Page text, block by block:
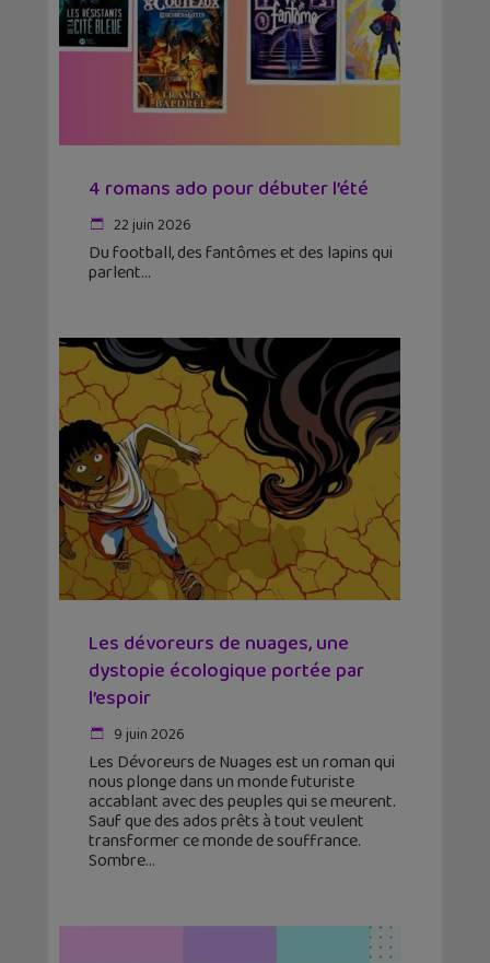
4 romans ado pour débuter l’été
22 juin 2026
Du football, des fantômes et des lapins qui
parlent
Les dévoreurs de nuages, une
dystopie écologique portée par
l’espoir
9 juin 2026
Les Dévoreurs de Nuages est un roman qui
nous plonge dans un monde futuriste
accablant avec des peuples qui se meurent.
Sauf que des ados prêts à tout veulent
transformer ce monde de souffrance.
Sombre